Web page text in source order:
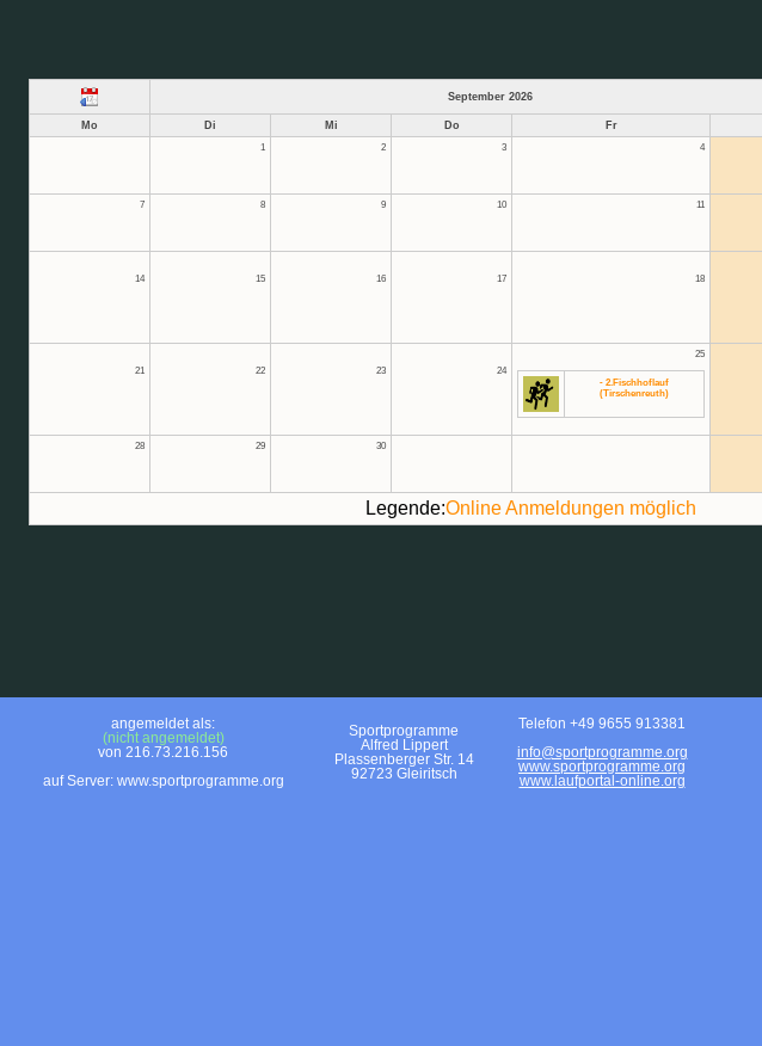
September 2026
Mo Di Mi Do Fr
1 2 3 4
7 8 9 10 11
14 15 16 17 18
21 22 23 24
25
- 2.Fischhoflauf
(Tirschenreuth)
28 29 30
Legende:Online Anmeldungen möglich
angemeldet als:
(nicht angemeldet)
von 216.73.216.156
auf Server: www.sportprogramme.org
Sportprogramme
Alfred Lippert
Plassenberger Str. 14
92723 Gleiritsch
Telefon +49 9655 913381
info@sportprogramme.org
www.sportprogramme.org
www.laufportal-online.org